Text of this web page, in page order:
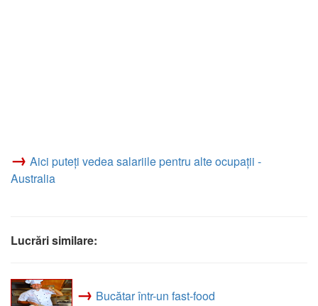
→ Aici puteți vedea salariile pentru alte ocupații -
Australia
Lucrări similare:
→ Bucătar într-un fast-food